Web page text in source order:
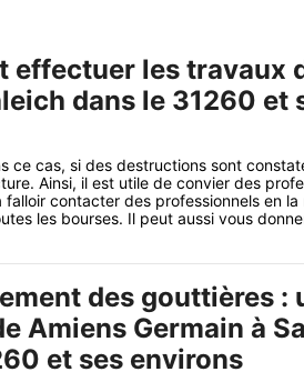
effectuer les travaux
dans le 31260 et
ce cas, si des destructions sont
Ainsi, il est utile de convier des
contacter des professionnels en la
les bourses. Il peut aussi vous
des gouttières :
Amiens Germain à
et ses environs